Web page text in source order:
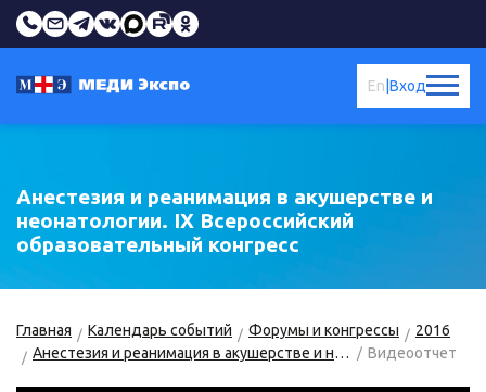
Вход
En
Анестезия и реанимация в акушерстве и
неонатологии. IX Всероссийский
образовательный конгресс
Главная Календарь событий Форумы и конгрессы
2016
Анестезия и реанимация в акушерстве и неонатологии
Видеоотчет